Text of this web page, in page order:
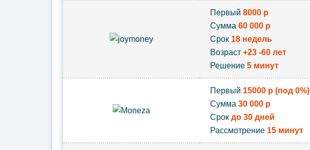
Первый 8000 р
Сумма 60 000 р
Срок 18 недель
Возраст +23 -60 лет
Решение 5 минут
Первый 15000 р (под 0%)
Сумма 30 000 р
Срок до 30 дней
Рассмотрение 15 минут